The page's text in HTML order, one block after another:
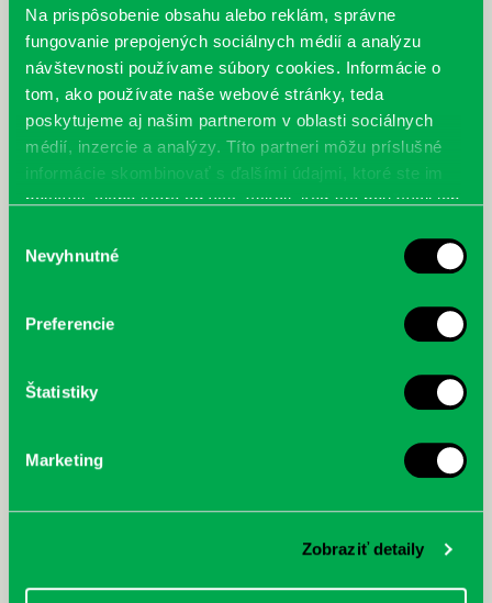
Na prispôsobenie obsahu alebo reklám, správne
fungovanie prepojených sociálnych médií a analýzu
návštevnosti používame súbory cookies. Informácie o
tom, ako používate naše webové stránky, teda
poskytujeme aj našim partnerom v oblasti sociálnych
médií, inzercie a analýzy. Títo partneri môžu príslušné
informácie skombinovať s ďalšími údajmi, ktoré ste im
poskytli, alebo ktoré od vás získali, keď ste používali ich
súhlasu
Nevyhnutné
Preferencie
Štatistiky
Marketing
Zobraziť detaily
Prvá biografia najväčšieho
cyklistu modernej doby: